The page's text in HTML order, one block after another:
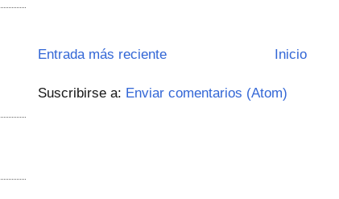
Entrada más reciente Inicio
Suscribirse a: Enviar comentarios (Atom)